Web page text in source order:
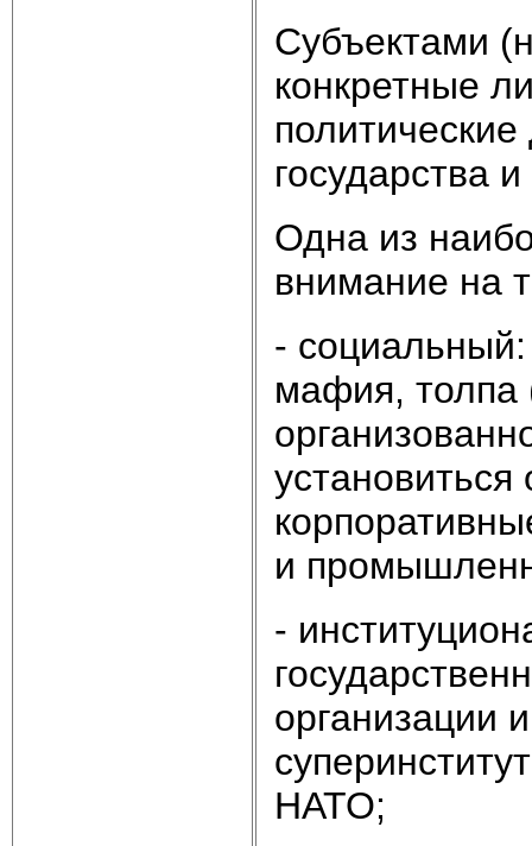
Субъектами
конкретные
государства
Одна из
внимание на
-
мафия, толпа
установиться
и
-
организации
НАТО;